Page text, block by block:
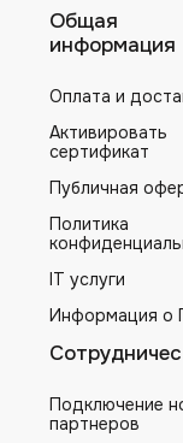
Общая
информация
Оплата и
Активировать
сертификат
Публичная
Политика
IT услуги
Информация о
Подключение
партнеров